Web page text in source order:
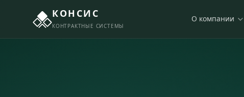
КОНСИС
КОНТРАКТНЫЕ СИСТЕМЫ
О компании